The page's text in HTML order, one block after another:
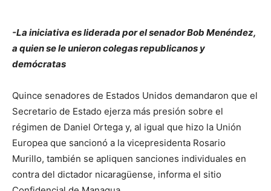
-La iniciativa es liderada por el senador Bob Menéndez,
a quien se le unieron colegas republicanos y
demócratas
Quince senadores de Estados Unidos demandaron que el
Secretario de Estado ejerza más presión sobre el
régimen de Daniel Ortega y, al igual que hizo la Unión
Europea que sancionó a la vicepresidenta Rosario
Murillo, también se apliquen sanciones individuales en
contra del dictador nicaragüense, informa el sitio